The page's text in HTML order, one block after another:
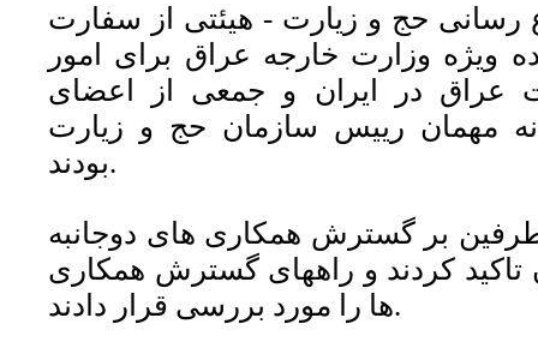
رسانی حج و زیارت - هیئتی از سفارت
ویژه وزارت خارجه عراق برای امور
عراق در ایران و جمعی از اعضای
مهمان رییس سازمان حج و زیارت
بودند.
طرفین بر گسترش همکاری های دوجانبه
کردند و راههای گسترش همکاری
ها را مورد بررسی قرار دادند.